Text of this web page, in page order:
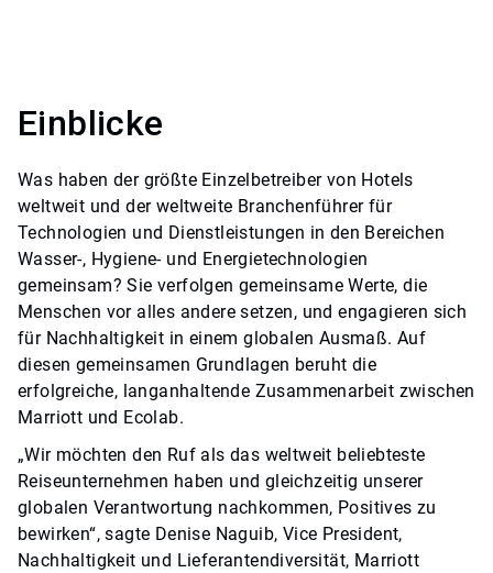
Einblicke
Was haben der größte Einzelbetreiber von Hotels
weltweit und der weltweite Branchenführer für
Technologien und Dienstleistungen in den Bereichen
Wasser-, Hygiene- und Energietechnologien
gemeinsam? Sie verfolgen gemeinsame Werte, die
Menschen vor alles andere setzen, und engagieren sich
für Nachhaltigkeit in einem globalen Ausmaß. Auf
diesen gemeinsamen Grundlagen beruht die
erfolgreiche, langanhaltende Zusammenarbeit zwischen
Marriott und Ecolab.
„Wir möchten den Ruf als das weltweit beliebteste
Reiseunternehmen haben und gleichzeitig unserer
globalen Verantwortung nachkommen, Positives zu
bewirken“, sagte Denise Naguib, Vice President,
Nachhaltigkeit und Lieferantendiversität, Marriott